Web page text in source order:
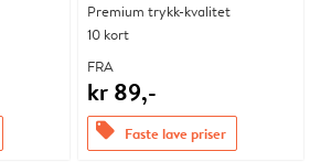
Premium trykk-kvalitet
10 kort
FRA
kr 89,-
offers Faste lave priser